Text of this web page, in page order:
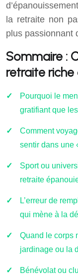
la retraite non
plus passionnant
Sommaire :
retraite riche
Pourquoi le
gratifiant que
Comment
sentir dans une
Sport ou
retraite
L’erreur de
qui mène à la
Quand le corps
jardinage ou la
Bénévolat ou